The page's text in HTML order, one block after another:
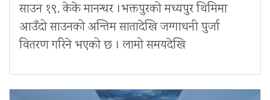
साउन १९, केके मानन्धर ।भक्तपुरको मध्यपुर थिमिमा
आउँदो साउनको अन्तिम सातादेखि जग्गाधनी पुर्जा
वितरण गरिने भएको छ । लामो समयदेखि